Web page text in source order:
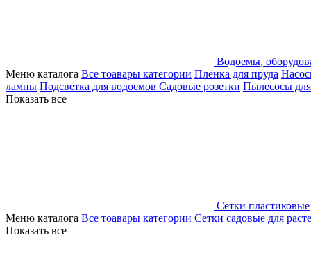
Водоемы,
Меню каталога Все тоавары категории Плёнка для пруда
лампы Подсветка для водоемов Садовые розетки Пылесосы
Показать все
Сетки пластиковые
Меню каталога Все тоавары категории Сетки садовые для
Показать все